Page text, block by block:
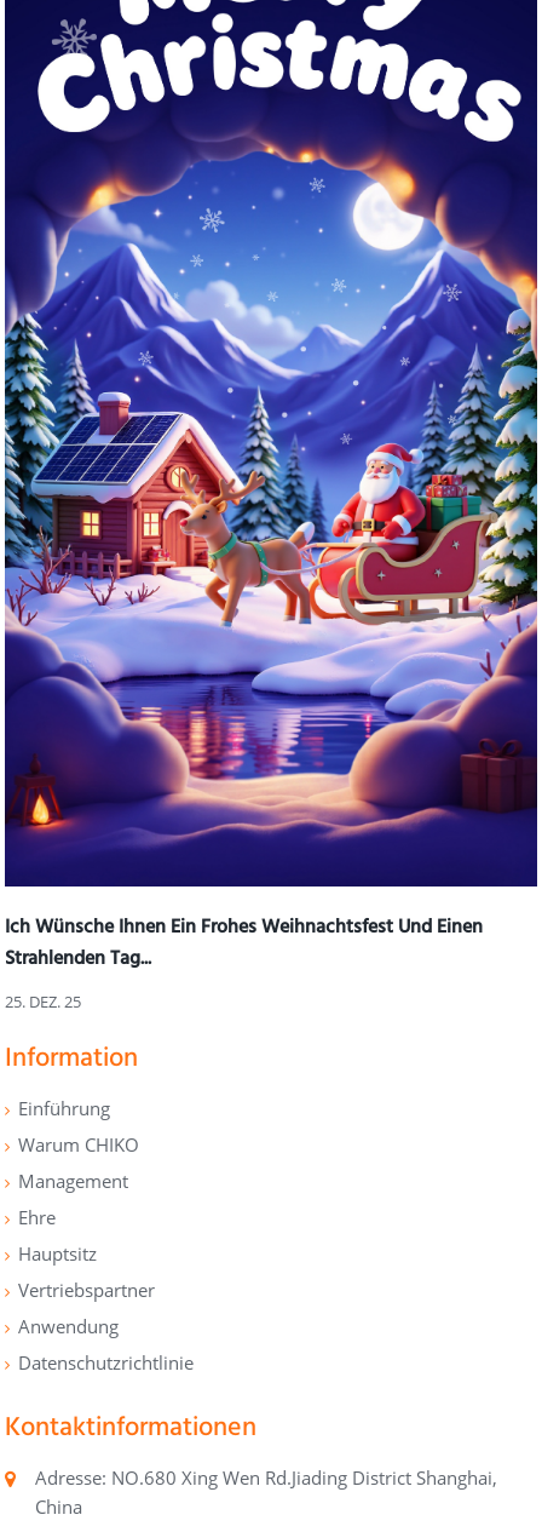
Ich Wünsche Ihnen Ein Frohes Weihnachtsfest Und Einen
Strahlenden Tag...
25. DEZ. 25
Information
Einführung
Warum CHIKO
Management
Ehre
Hauptsitz
Vertriebspartner
Anwendung
Datenschutzrichtlinie
Kontaktinformationen
Adresse: NO.680 Xing Wen Rd.Jiading District Shanghai,
China